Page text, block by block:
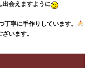
出会えますように
丁寧に手作りしています。
います。